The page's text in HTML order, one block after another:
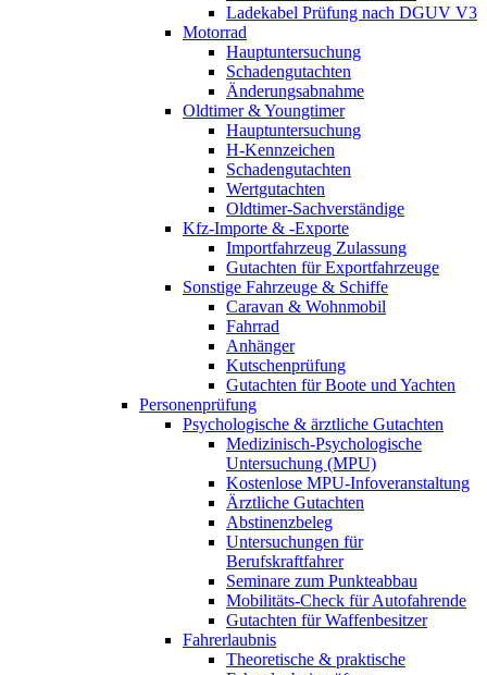
Ladekabel Prüfung nach DGUV V3
Motorrad
Hauptuntersuchung
Schadengutachten
Änderungsabnahme
Oldtimer & Youngtimer
Hauptuntersuchung
H-Kennzeichen
Schadengutachten
Wertgutachten
Oldtimer-Sachverständige
Kfz-Importe & -Exporte
Importfahrzeug Zulassung
Gutachten für Exportfahrzeuge
Sonstige Fahrzeuge & Schiffe
Caravan & Wohnmobil
Fahrrad
Anhänger
Kutschenprüfung
Gutachten für Boote und Yachten
Personenprüfung
Psychologische & ärztliche Gutachten
Medizinisch-Psychologische
Untersuchung (MPU)
Kostenlose MPU-Infoveranstaltung
Ärztliche Gutachten
Abstinenzbeleg
Untersuchungen für
Berufskraftfahrer
Seminare zum Punkteabbau
Mobilitäts-Check für Autofahrende
Gutachten für Waffenbesitzer
Fahrerlaubnis
Theoretische & praktische